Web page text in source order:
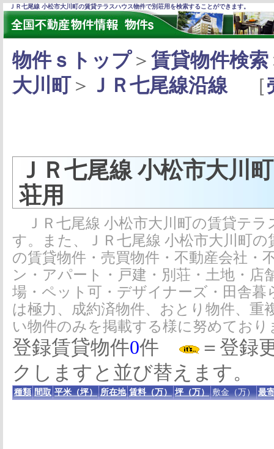
ＪＲ七尾線 小松市大川町の賃貸テラスハウス物件で別荘用を検索することができます。
物件ｓトップ＞ 賃貸物件検索
大川町
＞ ＪＲ七尾線沿線［
ＪＲ七尾線 小松市大川
荘用
ＪＲ七尾線 小松市大川町の賃貸テ
す。また、ＪＲ七尾線 小松市大川町
の賃貸物件・売買物件・不動産会社・
ン・アパート・戸建・別荘・土地・
場・ペット可・デザイナーズ・田舎
は極力、成約済物件、おとり物件、
い物件のみを掲載する様に努めており
登録賃貸物件0件
＝登録
クしますと並び替えます。
種類 間取 平米（坪） 所在地 賃料（万） 坪（万） 敷金（万） 最